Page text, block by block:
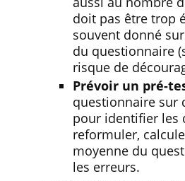
doit pas être trop
souvent donné
du questionnaire
risque de
Prévoir un pré-
questionnaire sur
pour identifier les
reformuler,
moyenne du
les erreurs.